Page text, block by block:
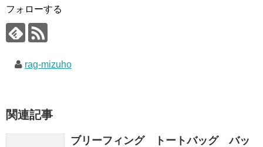
フォローする
rag-mizuho
関連記事
ブリーフィング トートバッグ バッ